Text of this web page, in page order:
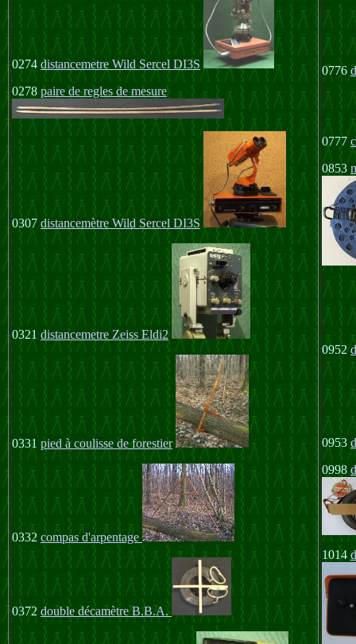
0274 distancemetre Wild Sercel DI3S
0278 paire de regles de mesure
0307 distancemètre Wild Sercel DI3S
0321 distancemetre Zeiss Eldi2
0331 pied à coulisse de forestier
0332 compas d'arpentage
0372 double décamètre B.B.A.
0776
0777
0853
0952
0953
0998
1014